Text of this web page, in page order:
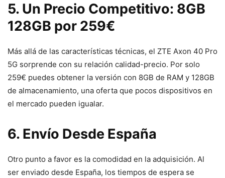
5. Un Precio Competitivo: 8GB
128GB por 259€
Más allá de las características técnicas, el ZTE Axon 40 Pro
5G sorprende con su relación calidad-precio. Por solo
259€ puedes obtener la versión con 8GB de RAM y 128GB
de almacenamiento, una oferta que pocos dispositivos en
el mercado pueden igualar.
6. Envío Desde España
Otro punto a favor es la comodidad en la adquisición. Al
ser enviado desde España, los tiempos de espera se